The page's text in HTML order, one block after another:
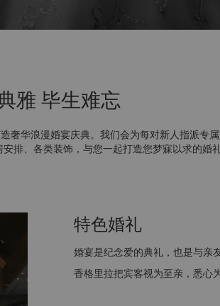
雅 毕生难忘
奢华浪漫婚宴庆典。我们会为每对新人指派专
排、各类装饰，与您一起打造您梦寐以求的婚礼
特色婚礼
婚宴是纪念爱的典礼，也是与亲
香格里拉把宾客视为至亲，悉心